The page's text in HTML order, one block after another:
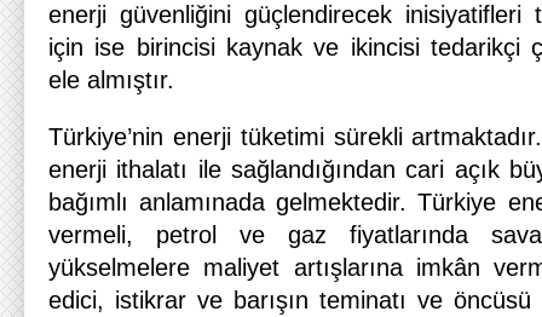
enerji güvenliğini güçlendirecek inisiyatifleri
için ise birincisi kaynak ve ikincisi tedarikçi
ele almıştır.
Türkiye’nin enerji tüketimi sürekli
enerji ithalatı ile sağlandığından cari açık
bağımlı anlamınada gelmektedir. Türkiye
vermeli, petrol ve gaz fiyatlarında
yükselmelere maliyet artışlarına imkân
edici, istikrar ve barışın teminatı ve